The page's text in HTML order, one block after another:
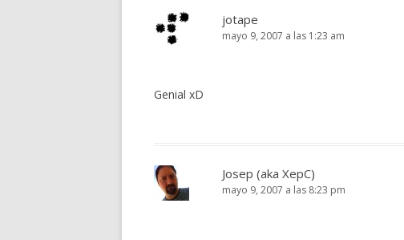
jotape
mayo 9, 2007 a las 1:23 am
Genial xD
Josep (aka XepC)
mayo 9, 2007 a las 8:23 pm